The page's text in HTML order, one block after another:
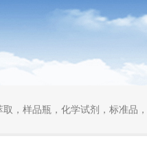
，样品瓶，化学试剂，标准品